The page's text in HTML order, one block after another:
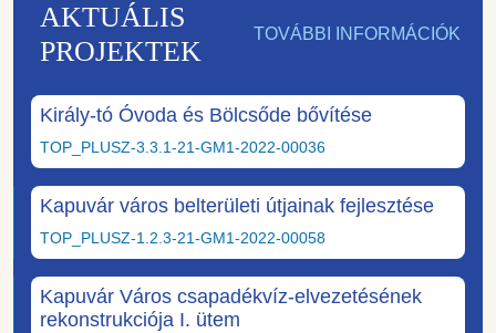
AKTUÁLIS
PROJEKTEK
TOVÁBBI INFORMÁCIÓK
Király-tó Óvoda és Bölcsőde bővítése
TOP_PLUSZ-3.3.1-21-GM1-2022-00036
Kapuvár város belterületi útjainak fejlesztése
TOP_PLUSZ-1.2.3-21-GM1-2022-00058
Kapuvár Város csapadékvíz-elvezetésének
rekonstrukciója I. ütem